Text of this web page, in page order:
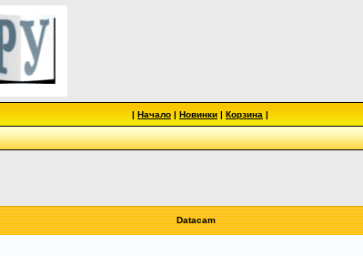
| Начало | Новинки | Корзина |
Datacam